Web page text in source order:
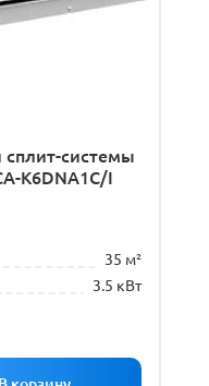
сплит-системы
K6DNA1C/I
35 м²
3.5 кВт